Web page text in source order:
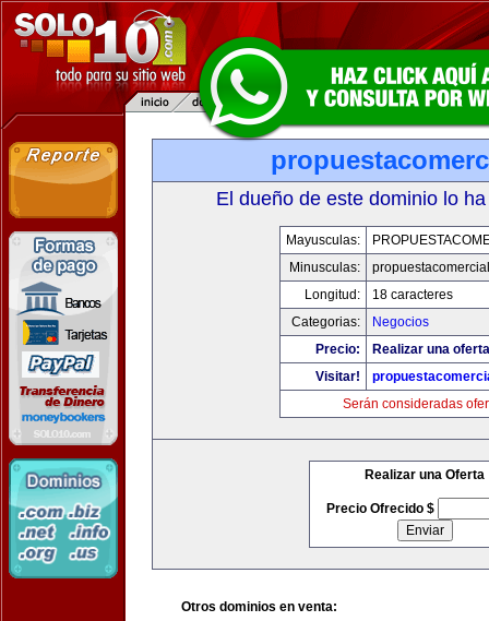
El dueño de este dominio lo
Mayusculas:
Minusculas:
Longitud:
18 caracteres
Categorias:
Negocios
Precio:
Realizar una
Visitar!
Serán consideradas
Realizar una Oferta
Precio Ofrecido $
Otros dominios en venta: